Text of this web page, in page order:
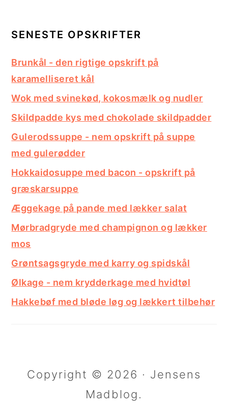
SENESTE OPSKRIFTER
Brunkål - den rigtige opskrift på
karamelliseret kål
Wok med svinekød, kokosmælk og nudler
Skildpadde kys med chokolade skildpadder
Gulerodssuppe - nem opskrift på suppe
med gulerødder
Hokkaidosuppe med bacon - opskrift på
græskarsuppe
Æggekage på pande med lækker salat
Mørbradgryde med champignon og lækker
mos
Grøntsagsgryde med karry og spidskål
Ølkage - nem krydderkage med hvidtøl
Hakkebøf med bløde løg og lækkert tilbehør
Copyright © 2026 · Jensens
Madblog.